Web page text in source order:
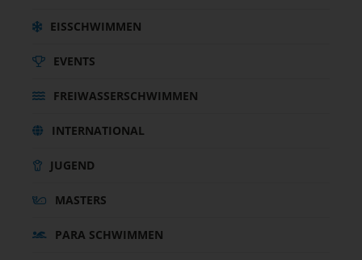
EISSCHWIMMEN
EVENTS
FREIWASSERSCHWIMMEN
INTERNATIONAL
JUGEND
MASTERS
PARA SCHWIMMEN